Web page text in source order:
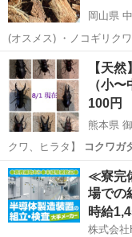
岡山県
(オスメス) ・ノコギリクワ
からお譲り…
岡山 倉敷市 中庄駅
【天
（小
100円
熊本県
クワ、ヒラタ】
コクワガ
ガタの寿命の特徴 無… 命
の…
熊本 合志市 御代
≪寮完
場での
時給
株式会